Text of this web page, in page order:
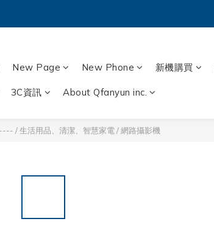
New Page New Phone 新機購買
3C資訊 About Qfanyun inc.
/生活用品、清潔、智慧家電 /網路攝影機